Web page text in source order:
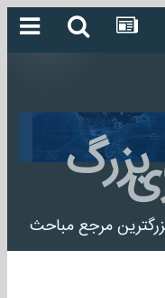
مرجع مباحث